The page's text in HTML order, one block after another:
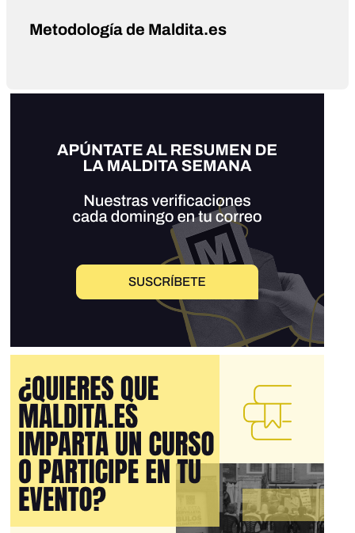
Metodología de Maldita.es